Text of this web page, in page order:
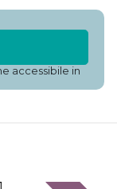
accessibile in